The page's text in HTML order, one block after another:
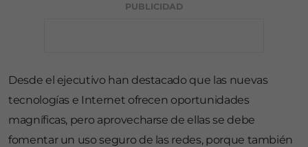
PUBLICIDAD
Desde el ejecutivo han destacado que las nuevas
tecnologías e Internet ofrecen oportunidades
magníficas, pero aprovecharse de ellas se debe
fomentar un uso seguro de las redes, porque también